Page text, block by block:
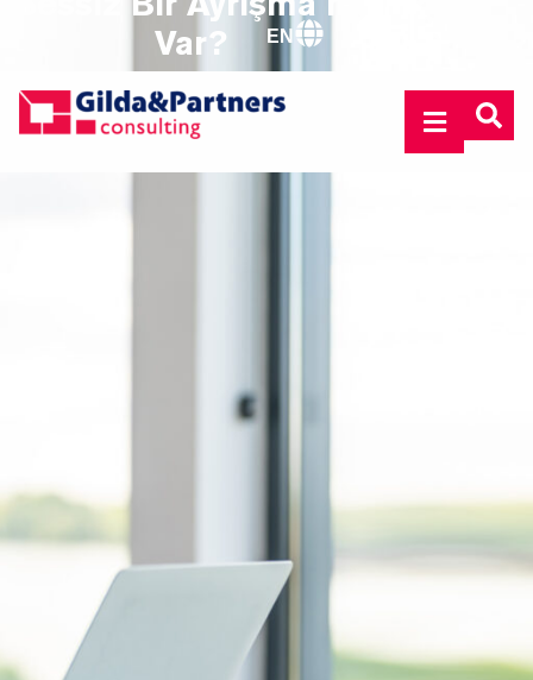
EN
Var?